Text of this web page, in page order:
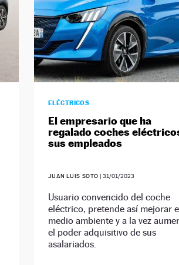
ELÉCTRICOS
El empresario que ha
regalado coches
sus empleados
JUAN LUIS SOTO |31/01/2023
Usuario convencido del coche
eléctrico, pretende así mejorar
medio ambiente y a la vez
el poder adquisitivo de sus
asalariados.